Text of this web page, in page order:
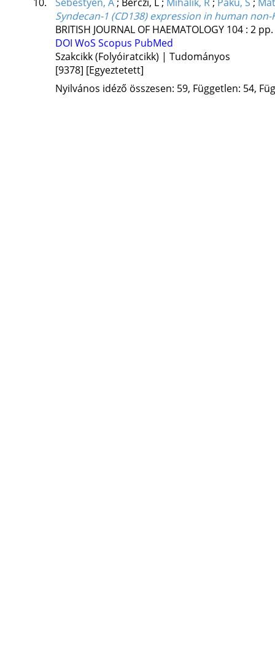
10. Sebestyen, A; Berczi, L; Mihalik, R; Paku, S ;
Syndecan-1 (CD138) expression in human
BRITISH JOURNAL OF HAEMATOLOGY 104: 2
DOI WoS Scopus PubMed
Szakcikk (Folyóiratcikk) | Tudományos
[9378] [Egyeztetett]
Nyilvános idéző összesen: 59, Független: 54,